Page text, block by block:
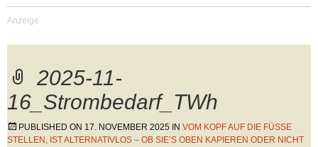
2025-11-
16_Strombedarf_TWh
PUBLISHED ON 17. NOVEMBER 2025 IN VOM KOPF AUF DIE FÜSSE S
TELLEN, IST ALTERNATIVLOS – OB SIE’S OBEN KAPIEREN ODER NICHT